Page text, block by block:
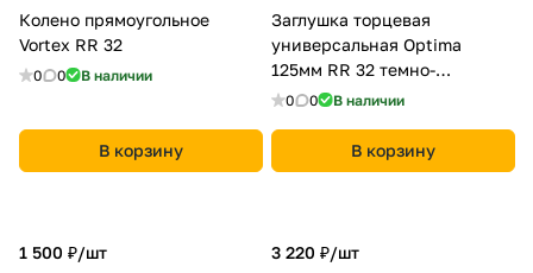
Колено прямоугольное
Vortex RR 32
0 0 В наличии
В корзину
Заглушка торцевая
универсальная Optima
125мм RR 32 темно-
коричневый
0 0 В наличии
В корзину
1 500 ₽/шт
3 220 ₽/шт